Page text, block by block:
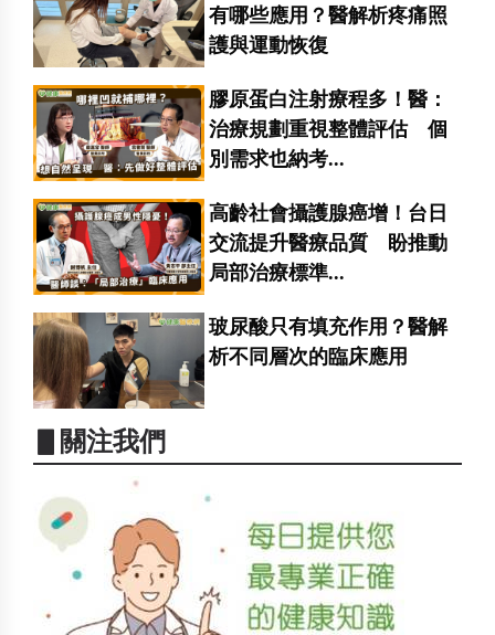
有哪些應用？醫解析疼痛照
護與運動恢復
膠原蛋白注射療程多！醫：
治療規劃重視整體評估 個
別需求也納考...
高齡社會攝護腺癌增！台日
交流提升醫療品質 盼推動
局部治療標準...
玻尿酸只有填充作用？醫解
析不同層次的臨床應用
▋關注我們